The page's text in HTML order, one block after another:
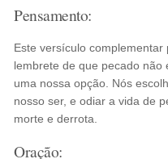
Pensamento:
Este versículo
lembrete de que pecado não
uma nossa opção. Nós
nosso ser, e odiar a vida de
morte e derrota.
Oração: